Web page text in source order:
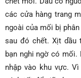
các cửa hàng trang
ngoài của mối bị
sau đó chết. Xịt dầu
bạn nghi ngờ có mối.
nhập vào khu vực.